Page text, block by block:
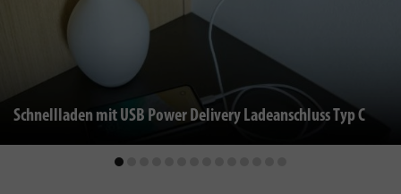
Schnellladen mit USB Power Delivery Ladeanschluss Typ C